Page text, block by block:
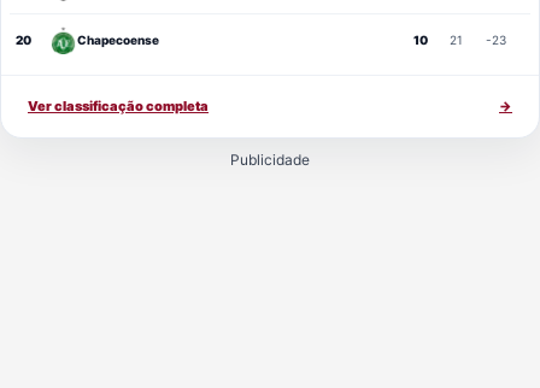
20 Chapecoense 10 21 -23
Ver classificação completa →
Publicidade